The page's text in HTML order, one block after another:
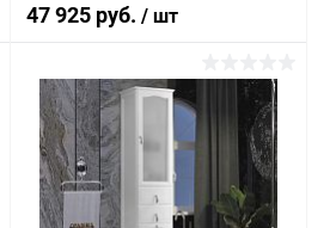
47 925 руб./ шт
В корзину
Купить в 1 клик Сравнение
В избранное Под заказ